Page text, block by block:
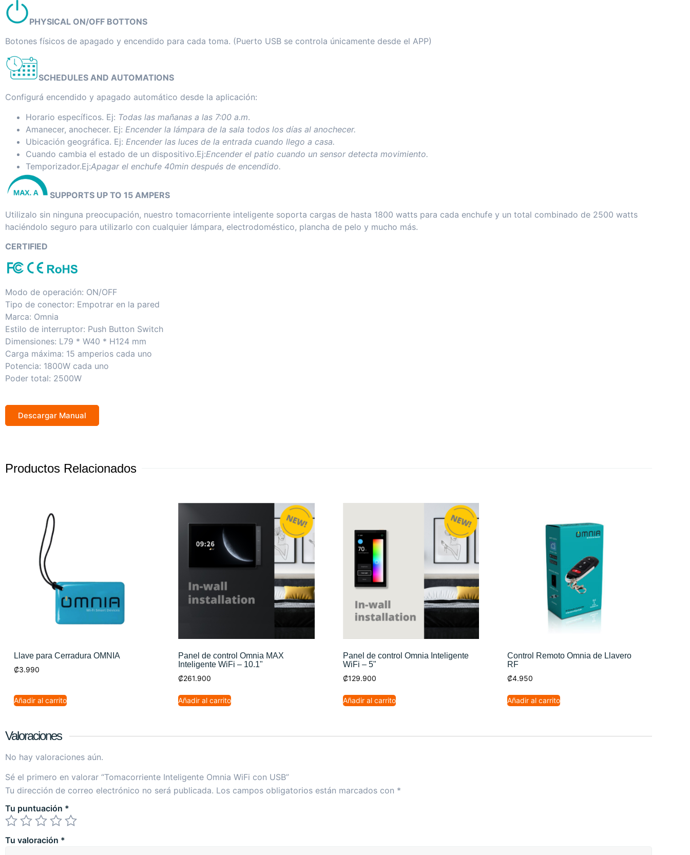
PHYSICAL ON/OFF BOTTONS
Botones físicos de apagado y encendido para cada toma. (Puerto USB se controla únicamente desde el APP)
SCHEDULES AND AUTOMATIONS
Configurá encendido y apagado automático desde la aplicación:
Horario específicos. Ej: Todas las mañanas a las 7:00 a.m.
Amanecer, anochecer. Ej: Encender la lámpara de la sala todos los días al anochecer.
Ubicación geográfica. Ej: Encender las luces de la entrada cuando llego a casa.
Cuando cambia el estado de un dispositivo.Ej:Encender el patio cuando un sensor detecta movimiento.
Temporizador.Ej:Apagar el enchufe 40min después de encendido.
SUPPORTS UP TO 15 AMPERS
Utilizalo sin ninguna preocupación, nuestro tomacorriente inteligente soporta cargas de hasta 1800 watts para cada enchufe y un total combinado de 2500 watts
haciéndolo seguro para utilizarlo con cualquier lámpara, electrodoméstico, plancha de pelo y mucho más.
CERTIFIED
Modo de operación: ON/OFF
Tipo de conector: Empotrar en la pared
Marca: Omnia
Estilo de interruptor: Push Button Switch
Dimensiones: L79 * W40 * H124 mm
Carga máxima: 15 amperios cada uno
Potencia: 1800W cada uno
Poder total: 2500W
Descargar Manual
Productos Relacionados
Llave para Cerradura OMNIA
₡3.990
Añadir al carrito
Panel de control Omnia MAX
Inteligente WiFi – 10.1"
₡261.900
Añadir al carrito
Panel de control Omnia Inteligente
WiFi – 5"
₡129.900
Añadir al carrito
Control Remoto Omnia de Llavero
RF
₡4.950
Añadir al carrito
Valoraciones
No hay valoraciones aún.
Sé el primero en valorar “Tomacorriente Inteligente Omnia WiFi con USB”
Tu dirección de correo electrónico no será publicada. Los campos obligatorios están marcados con *
Tu puntuación *
Tu valoración *